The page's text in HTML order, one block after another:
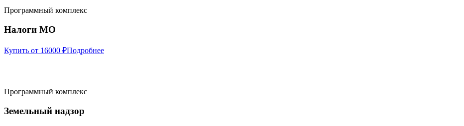
Программный комплекс
Налоги МО
Купить от 16000 ₽Подробнее
Программный комплекс
Земельный надзор